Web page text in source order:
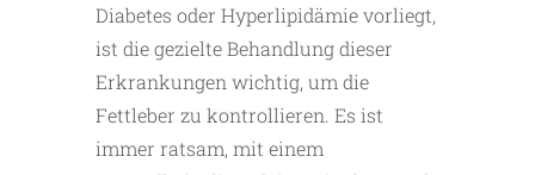
Diabetes oder Hyperlipidämie vorliegt,
ist die gezielte Behandlung dieser
Erkrankungen wichtig, um die
Fettleber zu kontrollieren. Es ist
immer ratsam, mit einem